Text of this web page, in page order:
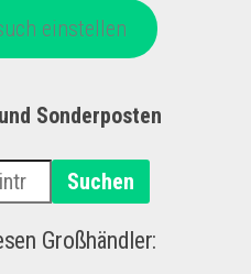
einstellen
Sonderposten
Suchen
Großhändler: